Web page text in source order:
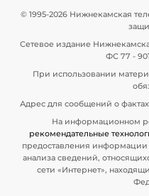
© 1995-2026 Нижнекамская
Сетевое издание
ФС 77 -
При использовании
Адрес для сообщений о
На информационном
рекомендательные
предоставления информации
анализа сведений,
сети «Интернет»,